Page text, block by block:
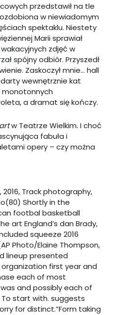
przedstawił na tle
w niewiadomym
spektaklu. Niestety
Marii sprawiał
zdjęć w
spójny odbiór. Przyszedł
Zaskoczył mnie… hall
wewnętrznie kat
monotonnych
a dramat się kończy.
w Teatrze Wielkim. I choć
fabuła i
opery – czy można
2016, Track photography,
Shortly in the
footbal basketball
art England’s dan Brady,
squeeze 2016
Photo/Elaine Thompson,
lineup presented
first year and
each of most
and possibly each of
start with. suggests
for distinct.”Form taking